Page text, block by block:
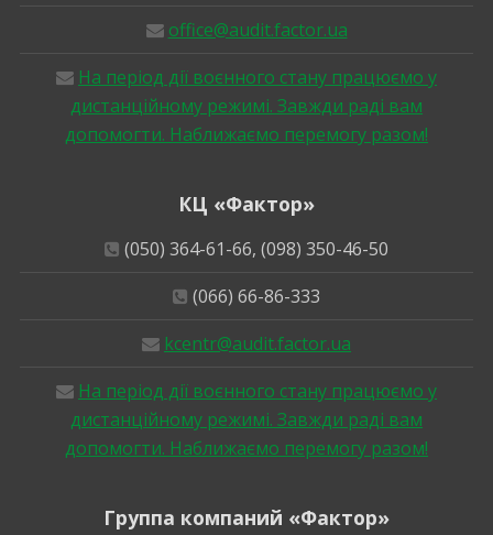
office@audit.factor.ua
На період дії воєнного стану працюємо у
дистанційному режимі. Завжди раді вам
допомогти. Наближаємо перемогу разом!
КЦ «Фактор»
(050) 364-61-66, (098) 350-46-50
(066) 66-86-333
kcentr@audit.factor.ua
На період дії воєнного стану працюємо у
дистанційному режимі. Завжди раді вам
допомогти. Наближаємо перемогу разом!
Группа компаний «Фактор»